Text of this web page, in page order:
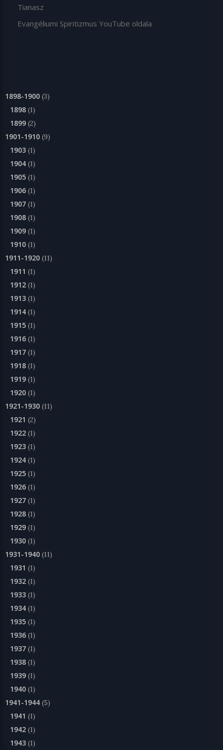
Tianasz
Evangéliumi Spiritizmus YouTube oldala
1898-1900 (3)
1898 (1)
1899 (2)
1901-1910 (9)
1903 (1)
1904 (1)
1905 (1)
1906 (1)
1907 (1)
1908 (1)
1909 (1)
1910 (1)
1911-1920 (11)
1911 (1)
1912 (1)
1913 (1)
1914 (1)
1915 (1)
1916 (1)
1917 (1)
1918 (1)
1919 (1)
1920 (1)
1921-1930 (11)
1921 (2)
1922 (1)
1923 (1)
1924 (1)
1925 (1)
1926 (1)
1927 (1)
1928 (1)
1929 (1)
1930 (1)
1931-1940 (11)
1931 (1)
1932 (1)
1933 (1)
1934 (1)
1935 (1)
1936 (1)
1937 (1)
1938 (1)
1939 (1)
1940 (1)
1941-1944 (5)
1941 (1)
1942 (1)
1943 (1)